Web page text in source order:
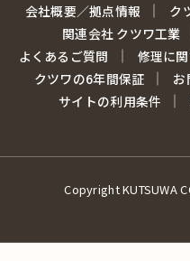
会社概要／拠点情報
ク
関連会社 クツワ工業
よくあるご質問
修理に
クツワの6年間保証
お
サイトの利用条件
Copyright KUTSUWA